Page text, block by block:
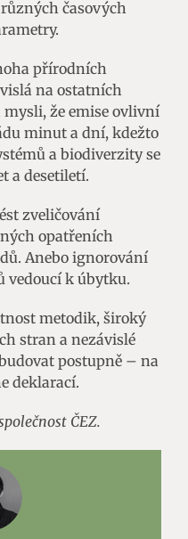
časových
přírodních
na ostatních
že emise ovlivní
minut a dní, kdežto
a biodiverzity se
a desetiletí.
zveličování
opatřeních
Anebo ignorování
vedoucí k úbytku.
metodik, široký
stran a nezávislé
postupně – na
deklarací.
ČEZ.